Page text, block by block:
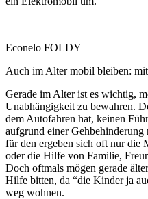
Econelo FOLDY
Auch im Alter mobil bleiben:
Gerade im Alter ist es wichtig,
Unabhängigkeit zu bewahren.
dem Autofahren hat, keinen
aufgrund einer
für den ergeben sich oft nur die
oder die Hilfe von Familie,
Doch oftmals mögen gerade
Hilfe bitten, da “die Kinder ja
weg wohnen.